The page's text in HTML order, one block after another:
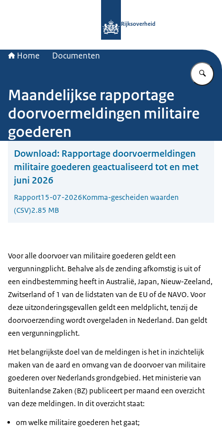
Rijksoverheid
Home Documenten
Maandelijkse rapportage
doorvoermeldingen militaire
goederen
Download: Rapportage doorvoermeldingen
militaire goederen geactualiseerd tot en met
juni 2026
Rapport15-07-2026Komma-gescheiden waarden
(CSV)2.85 MB
Voor alle doorvoer van militaire goederen geldt een
vergunningplicht. Behalve als de zending afkomstig is uit of
een eindbestemming heeft in Australië, Japan, Nieuw-Zeeland,
Zwitserland of 1 van de lidstaten van de EU of de NAVO. Voor
deze uitzonderingsgevallen geldt een meldplicht, tenzij de
doorvoerzending wordt overgeladen in Nederland. Dan geldt
een vergunningplicht.
Het belangrijkste doel van de meldingen is het in inzichtelijk
maken van de aard en omvang van de doorvoer van militaire
goederen over Nederlands grondgebied. Het ministerie van
Buitenlandse Zaken (BZ) publiceert per maand een overzicht
van deze meldingen. In dit overzicht staat:
om welke militaire goederen het gaat;